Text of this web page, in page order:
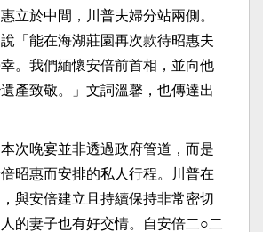
立於中間，川普夫婦分站兩側。
「能在海湖莊園再次款待昭惠夫
。我們緬懷安倍前首相，並向他
產致敬。」文詞溫馨，也傳達出
次晚宴並非透過政府管道，而是
昭惠而安排的私人行程。川普在
與安倍建立且持續保持非常密切
的妻子也有好交情。自安倍二○二